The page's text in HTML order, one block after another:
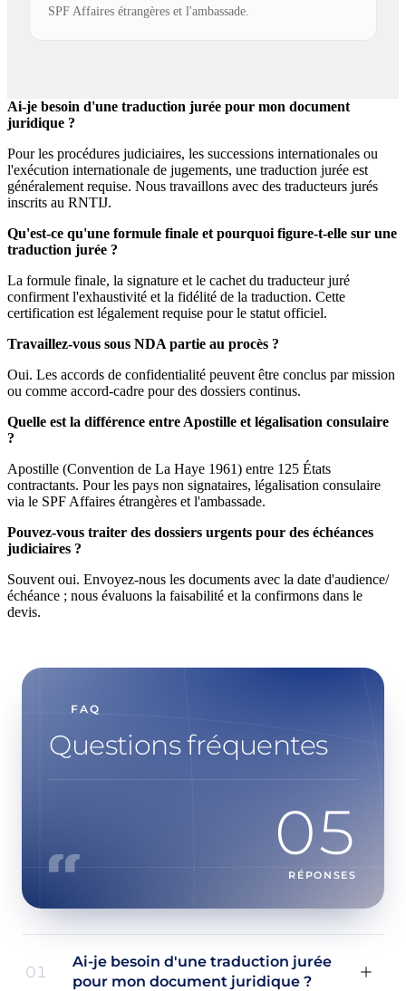
SPF Affaires étrangères et l'ambassade.
Ai-je besoin d'une traduction jurée pour mon document
juridique ?
Pour les procédures judiciaires, les successions internationales ou
l'exécution internationale de jugements, une traduction jurée est
généralement requise. Nous travaillons avec des traducteurs jurés
inscrits au RNTIJ.
Qu'est-ce qu'une formule finale et pourquoi figure-t-elle sur une
traduction jurée ?
La formule finale, la signature et le cachet du traducteur juré
confirment l'exhaustivité et la fidélité de la traduction. Cette
certification est légalement requise pour le statut officiel.
Travaillez-vous sous NDA partie au procès ?
Oui. Les accords de confidentialité peuvent être conclus par mission
ou comme accord-cadre pour des dossiers continus.
Quelle est la différence entre Apostille et légalisation consulaire
?
Apostille (Convention de La Haye 1961) entre 125 États
contractants. Pour les pays non signataires, légalisation consulaire
via le SPF Affaires étrangères et l'ambassade.
Pouvez-vous traiter des dossiers urgents pour des échéances
judiciaires ?
Souvent oui. Envoyez-nous les documents avec la date d'audience/
échéance ; nous évaluons la faisabilité et la confirmons dans le
devis.
FAQ
Questions fréquentes
05
RÉPONSES
01
Ai-je besoin d'une traduction jurée
pour mon document juridique ?